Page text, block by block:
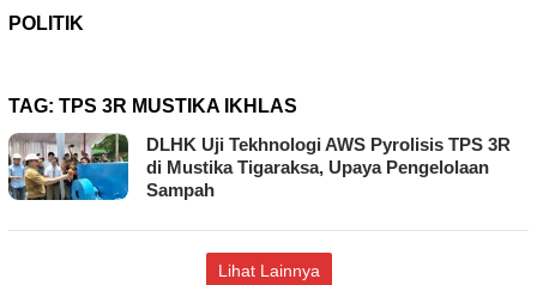
POLITIK
TAG: TPS 3R MUSTIKA IKHLAS
DLHK Uji Tekhnologi AWS Pyrolisis TPS 3R
di Mustika Tigaraksa, Upaya Pengelolaan
Sampah
Lihat Lainnya